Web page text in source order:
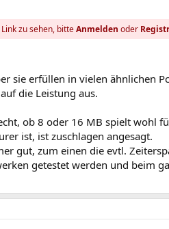
zu sehen, bitteAnmelden oder
sie erfüllen in vielen ähnlichen
die Leistung aus.
ob 8 oder 16 MB spielt wohl
ist, ist zuschlagen angesagt.
gut, zum einen die evtl.
getestet werden und beim